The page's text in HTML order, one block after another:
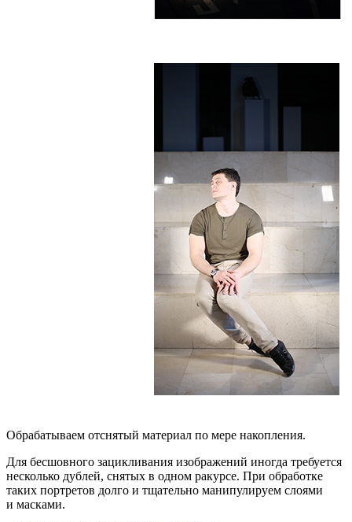
Обрабатываем отснятый материал по мере накопления.
Для бесшовного зацикливания изображений иногда требуется
несколько дублей, снятых в одном ракурсе. При обработке
таких портретов долго и тщательно манипулируем слоями
и масками.